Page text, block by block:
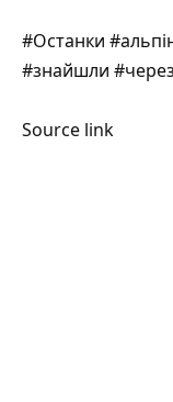
#Останки
#знайшли
Source link